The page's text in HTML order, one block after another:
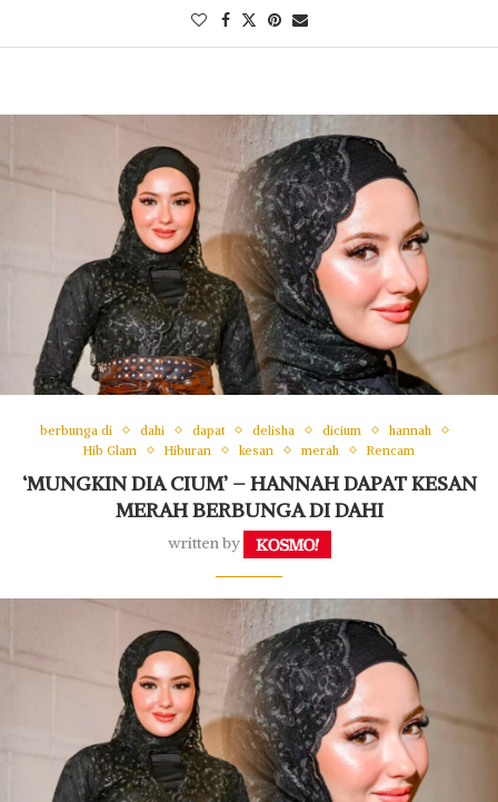
berbunga di dahi dapat delisha dicium
hannah
Hib Glam
Hiburan kesan merah Rencam
‘MUNGKIN DIA CIUM’ – HANNAH DAPAT KESAN
MERAH BERBUNGA DI DAHI
written by